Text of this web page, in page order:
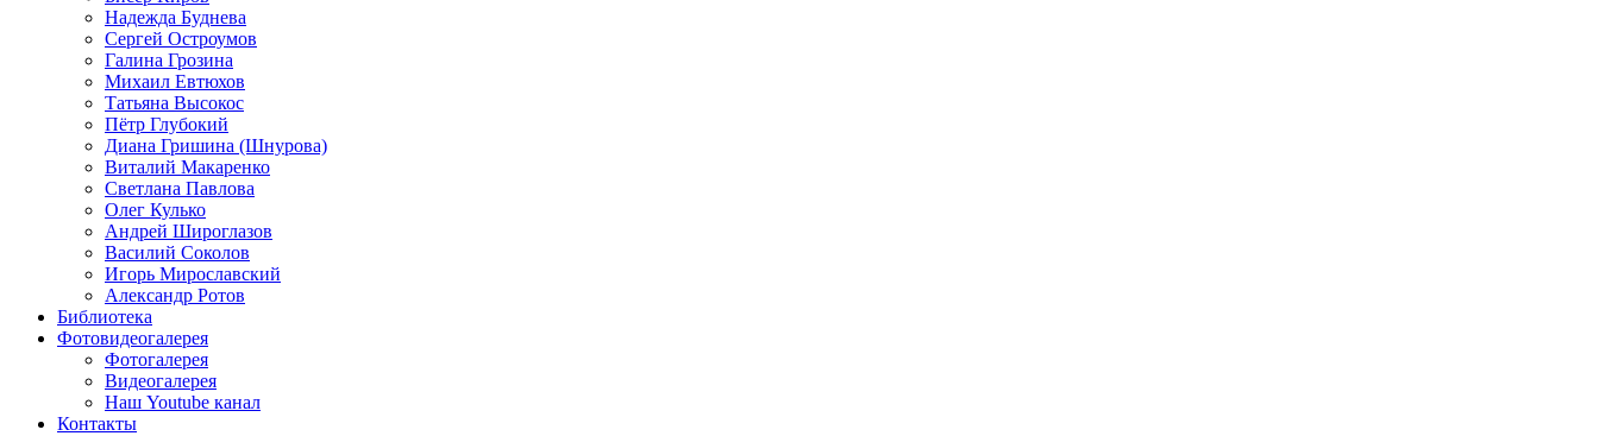
Надежда Буднева
Сергей Остроумов
Галина Грозина
Михаил Евтюхов
Татьяна Высокос
Пётр Глубокий
Диана Гришина (Шнурова)
Виталий Макаренко
Светлана Павлова
Олег Кулько
Андрей Широглазов
Василий Соколов
Игорь Мирославский
Александр Ротов
Библиотека
Фотовидеогалерея
Фотогалерея
Видеогалерея
Наш Youtube канал
Контакты